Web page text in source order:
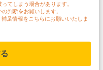
てしまう場合があります。
判断をお願いします。
足情報をこちらにお願いいたしま